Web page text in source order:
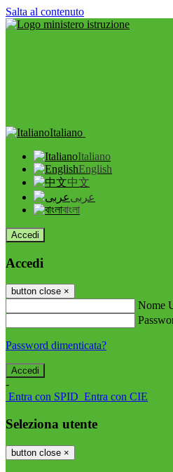
Salta al contenuto
Italiano
Italiano
English
中文
عربى
বাংলা
Accedi
Accedi
button close ×
Nome
Password dimenticata?
-
Entra con SPID Entra con CIE
Seleziona utente
button close ×